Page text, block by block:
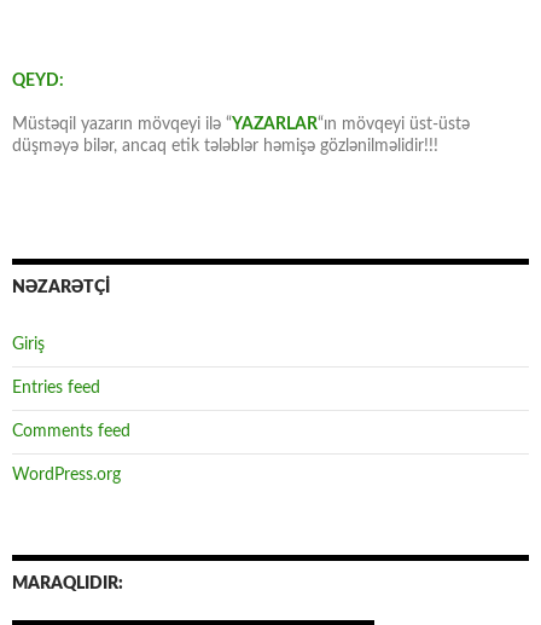
QEYD:
Müstəqil yazarın mövqeyi ilə “YAZARLAR“ın mövqeyi üst-üstə
düşməyə bilər, ancaq etik tələblər həmişə gözlənilməlidir!!!
NƏZARƏTÇİ
Giriş
Entries feed
Comments feed
WordPress.org
MARAQLIDIR: